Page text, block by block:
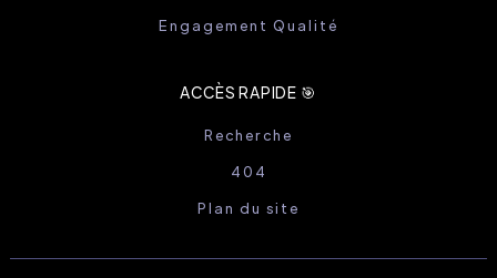
Engagement Qualité
ACCÈS RAPIDE 🎯
Recherche
404
Plan du site